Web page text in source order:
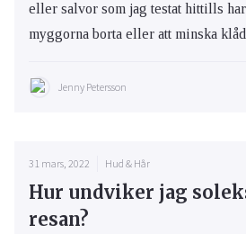
eller salvor som jag testat hittills
myggorna borta eller att minska
Jenny Petersson
31 mars, 2022 Hud & Hår
Hur undviker jag
resan?